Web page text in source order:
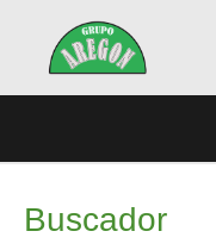
Buscador